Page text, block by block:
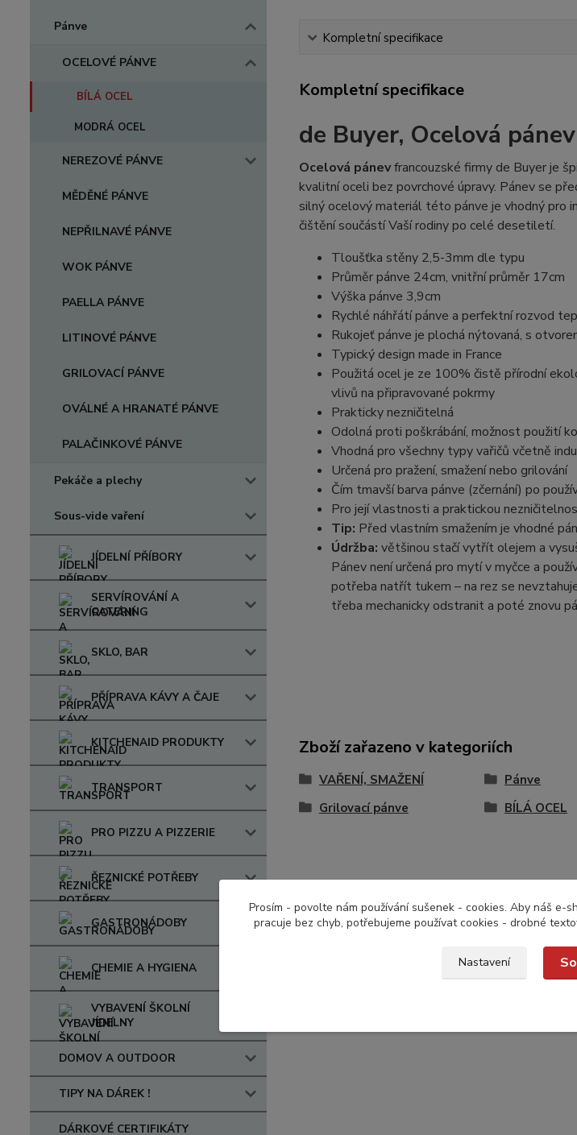
Pánve
OCELOVÉ PÁNVE
BÍLÁ OCEL
MODRÁ OCEL
NEREZOVÉ PÁNVE
MĚDĚNÉ PÁNVE
NEPŘILNAVÉ PÁNVE
WOK PÁNVE
PAELLA PÁNVE
LITINOVÉ PÁNVE
GRILOVACÍ PÁNVE
OVÁLNÉ A HRANATÉ PÁNVE
PALAČINKOVÉ PÁNVE
Pekáče a plechy
Sous-vide vaření
JÍDELNÍ PŘÍBORY
SERVÍROVÁNÍ A
CATERING
SKLO, BAR
PŘÍPRAVA KÁVY A ČAJE
KITCHENAID PRODUKTY
TRANSPORT
PRO PIZZU A PIZZERIE
ŘEZNICKÉ POTŘEBY
GASTRONÁDOBY
CHEMIE A HYGIENA
VYBAVENÍ ŠKOLNÍ
JÍDELNY
DOMOV A OUTDOOR
TIPY NA DÁREK !
DÁRKOVÉ CERTIFIKÁTY
Kompletní specifikace
Kompletní specifikace
de Buyer, Ocelová
Ocelová pánevfrancouzské firmy de Buyer je
kvalitní oceli bez povrchové úpravy. Pánev se
silný ocelový materiál této pánve je vhodný pro
čištění součástí Vaší rodiny po celé desetiletí.
Tloušťka stěny 2,5-3mm dle typu
Průměr pánve 24cm, vnitřní průměr 17cm
Výška pánve 3,9cm
Rychlé náhřátí pánve a perfektní rozvod
Rukojeť pánve je plochá nýtovaná, s
Typický design made in France
Použitá ocel je ze 100% čistě přírodní
vlivů na připravované pokrmy
Prakticky nezničitelná
Odolná proti poškrábání, možnost použití
Vhodná pro všechny typy vařičů včetně
Určená pro pražení, smažení nebo grilování
Čím tmavší barva pánve (zčernání) po
Pro její vlastnosti a praktickou
Tip: Před vlastním smažením je vhodné
Údržba: většinou stačí vytřít olejem a
Pánev není určená pro mytí v myčce a
potřeba natřít tukem – na rez se
třeba mechanicky odstranit a poté znovu
Zboží zařazeno v kategoriích
VAŘENÍ, SMAŽENÍ Pánve
Grilovací pánve
BÍLÁ OCEL
Prosím - povolte nám používání sušenek - cookies. Aby náš e-
pracuje bez chyb, potřebujeme používat cookies - drobné
Nastavení